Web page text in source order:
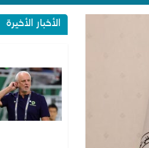
الأخبار الأخيرة